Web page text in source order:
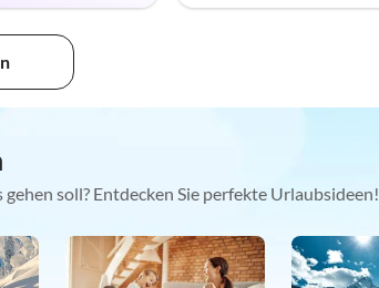
gehen soll? Entdecken Sie perfekte Urlaubsideen!